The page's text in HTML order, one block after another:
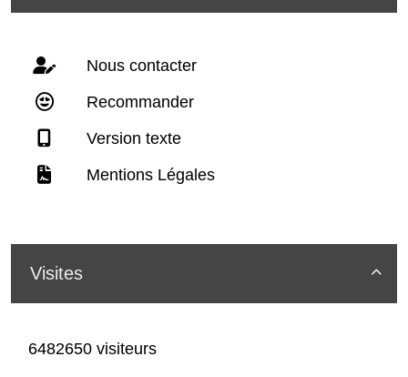
Nous contacter
Recommander
Version texte
Mentions Légales

Visites
6482650 visiteurs